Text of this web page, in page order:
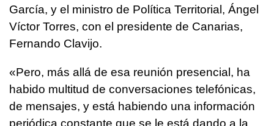
García, y el ministro de Política Territorial, Ángel
Víctor Torres, con el presidente de Canarias,
Fernando Clavijo.
«Pero, más allá de esa reunión presencial, ha
habido multitud de conversaciones telefónicas,
de mensajes, y está habiendo una información